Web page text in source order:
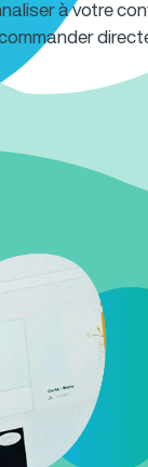
à votre